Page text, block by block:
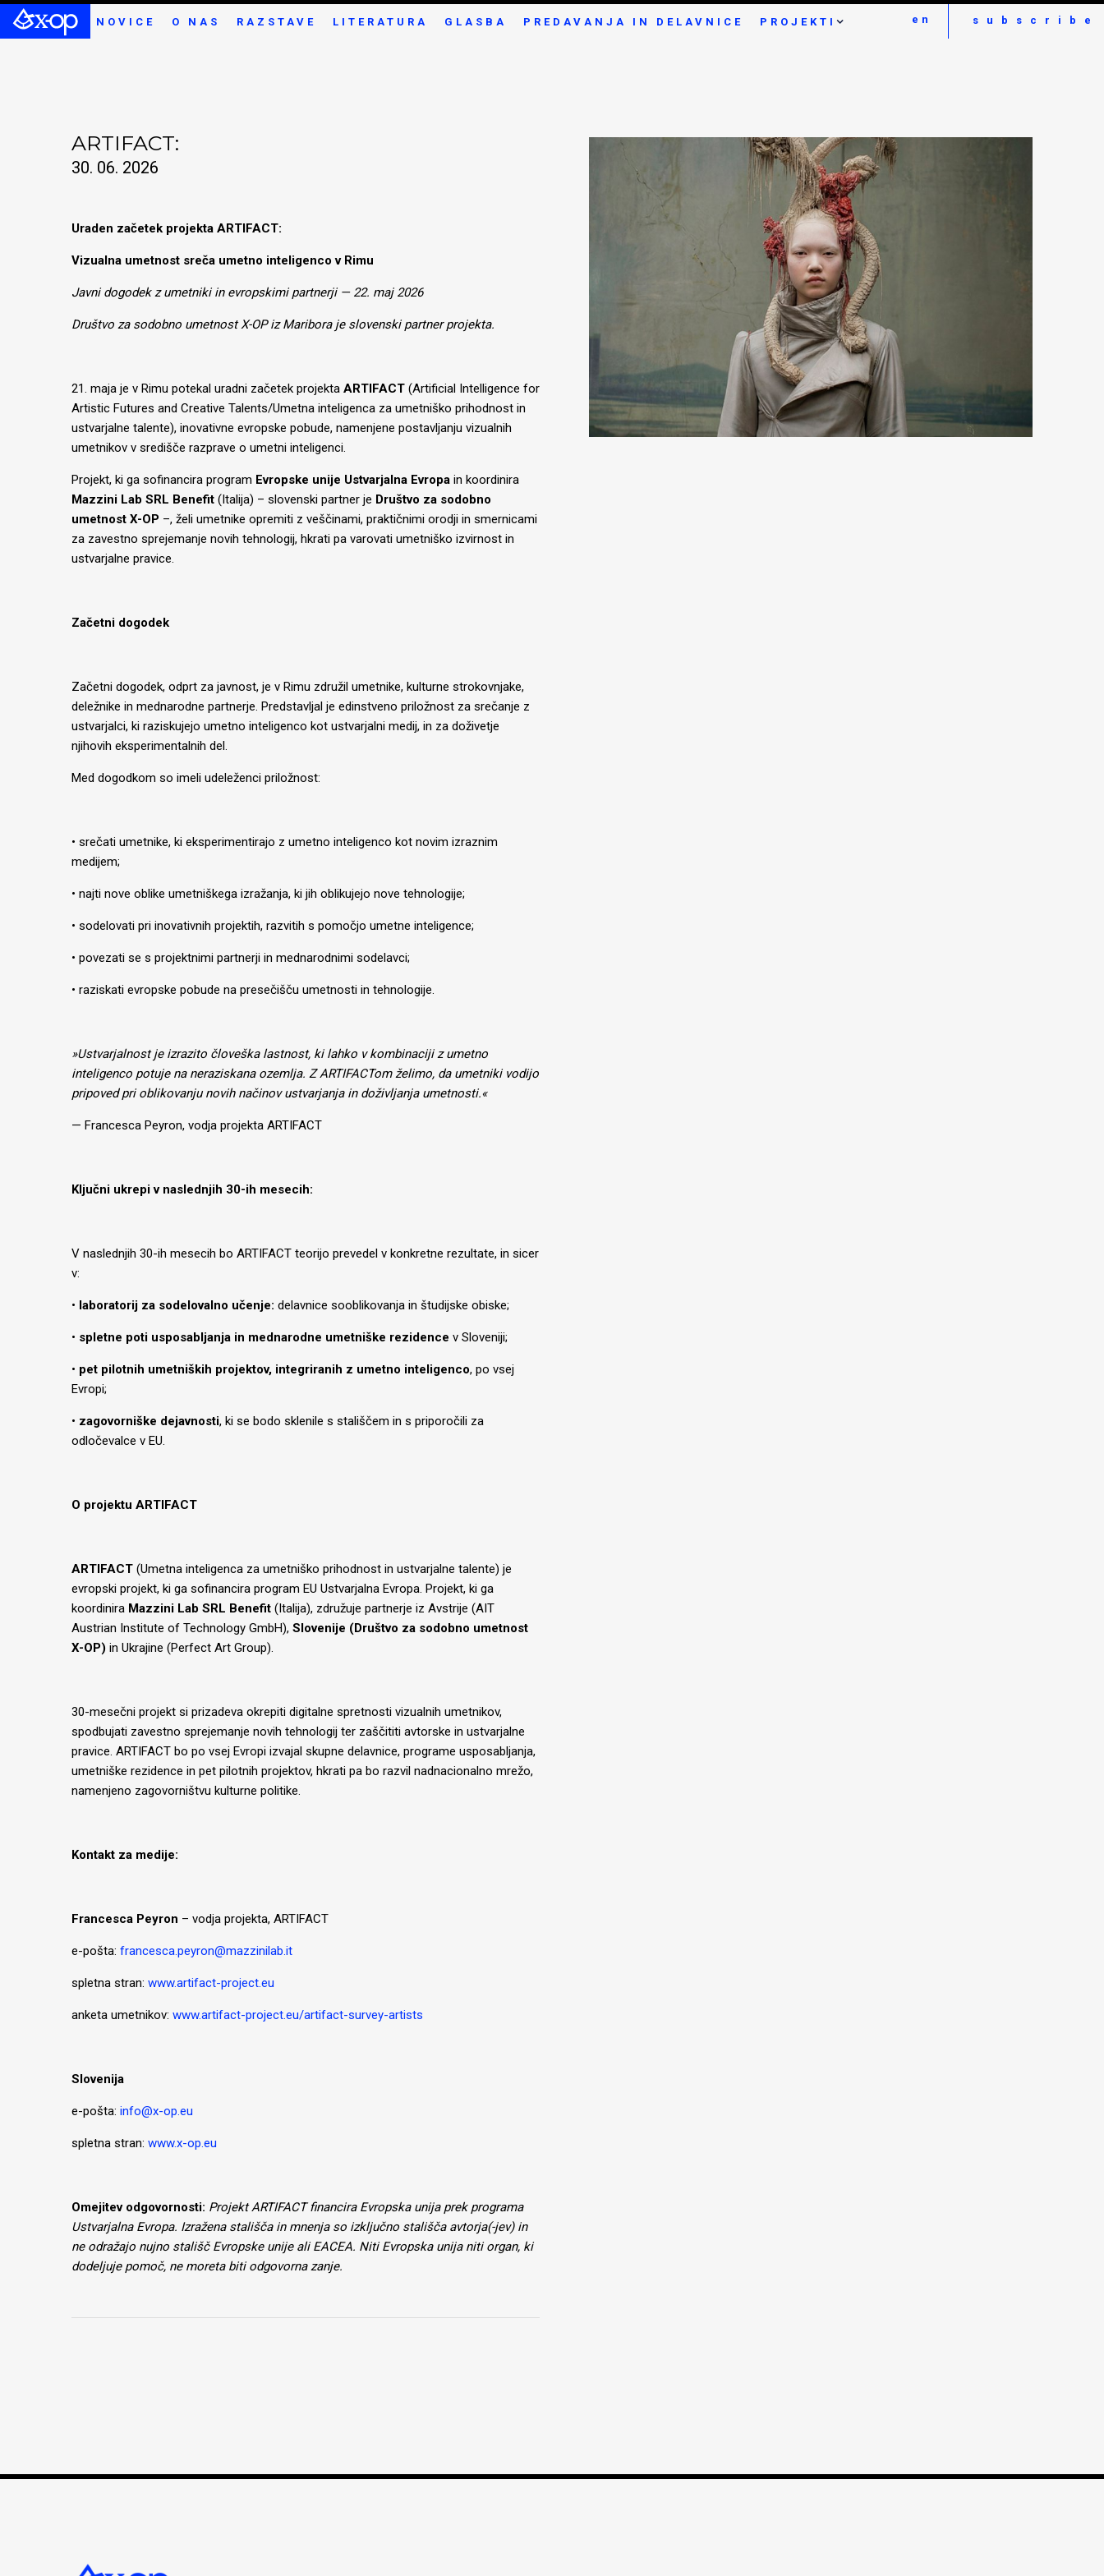
NOVICE O NAS RAZSTAVE LITERATURA GLASBA PREDAVANJA IN DELAVNICE PROJEKTI en subscribe
ARTIFACT:
30. 06. 2026
Uraden začetek projekta ARTIFACT:
Vizualna umetnost sreča umetno inteligenco v Rimu
Javni dogodek z umetniki in evropskimi partnerji — 22. maj 2026
Društvo za sodobno umetnost X-OP iz Maribora je slovenski partner projekta.
21. maja je v Rimu potekal uradni začetek projekta ARTIFACT (Artificial Intelligence for
Artistic Futures and Creative Talents/Umetna inteligenca za umetniško prihodnost in
ustvarjalne talente), inovativne evropske pobude, namenjene postavljanju vizualnih
umetnikov v središče razprave o umetni inteligenci.
Projekt, ki ga sofinancira program Evropske unije Ustvarjalna Evropa in koordinira
Mazzini Lab SRL Benefit (Italija) – slovenski partner je Društvo za sodobno
umetnost X-OP –, želi umetnike opremiti z veščinami, praktičnimi orodji in smernicami
za zavestno sprejemanje novih tehnologij, hkrati pa varovati umetniško izvirnost in
ustvarjalne pravice.
Začetni dogodek
Začetni dogodek, odprt za javnost, je v Rimu združil umetnike, kulturne strokovnjake,
deležnike in mednarodne partnerje. Predstavljal je edinstveno priložnost za srečanje z
ustvarjalci, ki raziskujejo umetno inteligenco kot ustvarjalni medij, in za doživetje
njihovih eksperimentalnih del.
Med dogodkom so imeli udeleženci priložnost:
• srečati umetnike, ki eksperimentirajo z umetno inteligenco kot novim izraznim
medijem;
• najti nove oblike umetniškega izražanja, ki jih oblikujejo nove tehnologije;
• sodelovati pri inovativnih projektih, razvitih s pomočjo umetne inteligence;
• povezati se s projektnimi partnerji in mednarodnimi sodelavci;
• raziskati evropske pobude na presečišču umetnosti in tehnologije.
»Ustvarjalnost je izrazito človeška lastnost, ki lahko v kombinaciji z umetno
inteligenco potuje na neraziskana ozemlja. Z ARTIFACTom želimo, da umetniki vodijo
pripoved pri oblikovanju novih načinov ustvarjanja in doživljanja umetnosti.«
— Francesca Peyron, vodja projekta ARTIFACT
Ključni ukrepi v naslednjih 30-ih mesecih:
V naslednjih 30-ih mesecih bo ARTIFACT teorijo prevedel v konkretne rezultate, in sicer
v:
• laboratorij za sodelovalno učenje: delavnice sooblikovanja in študijske obiske;
• spletne poti usposabljanja in mednarodne umetniške rezidence v Sloveniji;
• pet pilotnih umetniških projektov, integriranih z umetno inteligenco, po vsej
Evropi;
• zagovorniške dejavnosti, ki se bodo sklenile s stališčem in s priporočili za
odločevalce v EU.
O projektu ARTIFACT
ARTIFACT (Umetna inteligenca za umetniško prihodnost in ustvarjalne talente) je
evropski projekt, ki ga sofinancira program EU Ustvarjalna Evropa. Projekt, ki ga
koordinira Mazzini Lab SRL Benefit (Italija), združuje partnerje iz Avstrije (AIT
Austrian Institute of Technology GmbH), Slovenije (Društvo za sodobno umetnost
X-OP) in Ukrajine (Perfect Art Group).
30-mesečni projekt si prizadeva okrepiti digitalne spretnosti vizualnih umetnikov,
spodbujati zavestno sprejemanje novih tehnologij ter zaščititi avtorske in ustvarjalne
pravice. ARTIFACT bo po vsej Evropi izvajal skupne delavnice, programe usposabljanja,
umetniške rezidence in pet pilotnih projektov, hkrati pa bo razvil nadnacionalno mrežo,
namenjeno zagovorništvu kulturne politike.
Kontakt za medije:
Francesca Peyron – vodja projekta, ARTIFACT
e-pošta: francesca.peyron@mazzinilab.it
spletna stran: www.artifact-project.eu
anketa umetnikov: www.artifact-project.eu/artifact-survey-artists
Slovenija
e-pošta: info@x-op.eu
spletna stran: www.x-op.eu
Omejitev odgovornosti: Projekt ARTIFACT financira Evropska unija prek programa
Ustvarjalna Evropa. Izražena stališča in mnenja so izključno stališča avtorja(-jev) in
ne odražajo nujno stališč Evropske unije ali EACEA. Niti Evropska unija niti organ, ki
dodeljuje pomoč, ne moreta biti odgovorna zanje.